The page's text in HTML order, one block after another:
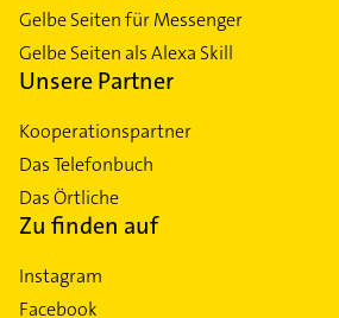
Gelbe Seiten für Messenger
Gelbe Seiten als Alexa Skill
Unsere Partner
Kooperationspartner
Das Telefonbuch
Das Örtliche
Zu finden auf
Instagram
Facebook